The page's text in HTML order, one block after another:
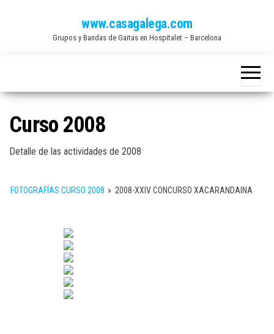
www.casagalega.com
Grupos y Bandas de Gaitas en Hospitalet – Barcelona
Curso 2008
Detalle de las actividades de 2008
FOTOGRAFÍAS CURSO 2008 » 2008-XXIV CONCURSO XACARANDAINA